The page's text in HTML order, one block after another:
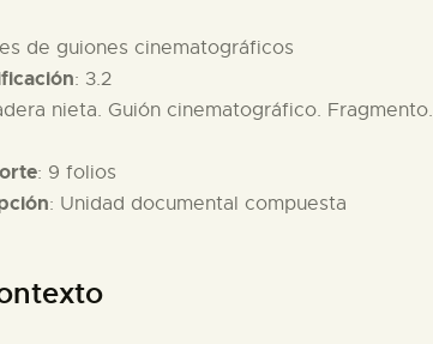
de guiones cinematográficos
: 3.2
nieta. Guión cinematográfico. Fragmento.
: 9 folios
: Unidad documental compuesta